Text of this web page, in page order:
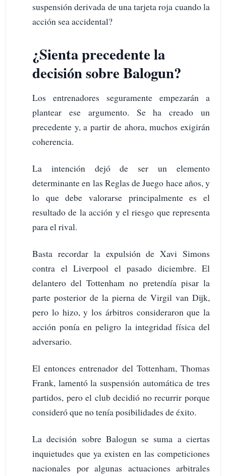
suspensión derivada de una tarjeta roja cuando la
acción sea accidental?
¿Sienta precedente la
decisión sobre Balogun?
Los entrenadores seguramente empezarán a
plantear ese argumento. Se ha creado un
precedente y, a partir de ahora, muchos exigirán
coherencia.
La intención dejó de ser un elemento
determinante en las Reglas de Juego hace años, y
lo que debe valorarse principalmente es el
resultado de la acción y el riesgo que representa
para el rival.
Basta recordar la expulsión de Xavi Simons
contra el Liverpool el pasado diciembre. El
delantero del Tottenham no pretendía pisar la
parte posterior de la pierna de Virgil van Dijk,
pero lo hizo, y los árbitros consideraron que la
acción ponía en peligro la integridad física del
adversario.
El entonces entrenador del Tottenham, Thomas
Frank, lamentó la suspensión automática de tres
partidos, pero el club decidió no recurrir porque
consideró que no tenía posibilidades de éxito.
La decisión sobre Balogun se suma a ciertas
inquietudes que ya existen en las competiciones
nacionales por algunas actuaciones arbitrales